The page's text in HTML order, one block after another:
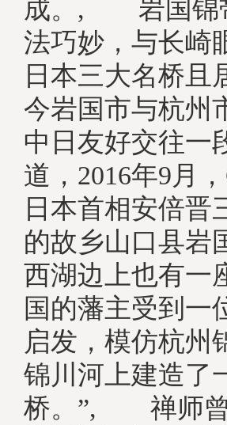
成。, 岩国锦
法巧妙，与长崎
日本三大名桥
今岩国市与杭州
中日友好交往
道，2016年9月
日本首相安倍晋
的故乡山口县岩
西湖边上也有一
国的藩主受到一
启发，模仿杭州
锦川河上建造了
桥。”, 禅师曾